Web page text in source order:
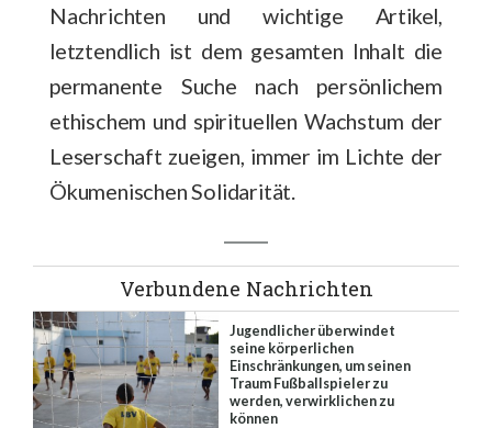
Nachrichten und wichtige Artikel,
letztendlich ist dem gesamten Inhalt die
permanente Suche nach persönlichem
ethischem und spirituellen Wachstum der
Leserschaft zueigen, immer im Lichte der
Ökumenischen Solidarität.
Verbundene Nachrichten
Jugendlicher überwindet
seine körperlichen
Einschränkungen, um seinen
Traum Fußballspieler zu
werden, verwirklichen zu
können